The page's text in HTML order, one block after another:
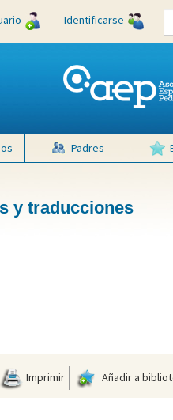
Identificarse
Padres
y traducciones
Imprimir Añadir a